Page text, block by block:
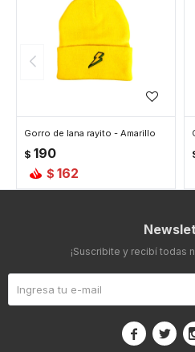
Gorro de lana rayito - Amarillo
$ 190
$ 162
¡Suscribite y recibí todas
 